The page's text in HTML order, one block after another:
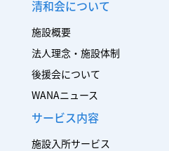
清和会について
施設概要
法人理念・施設体制
後援会について
WANAニュース
サービス内容
施設入所サービス